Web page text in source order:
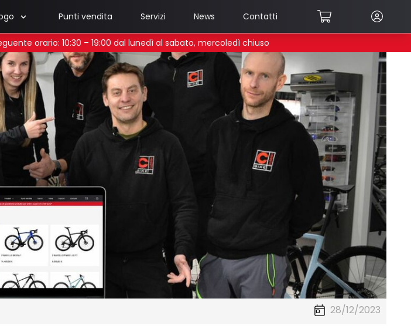
Punti vendita Servizi News Contatti
orario: 10:30 – 19:00 dal lunedì al sabato, mercoledì chiuso
28/12/2023